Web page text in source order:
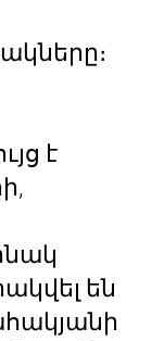
է
են